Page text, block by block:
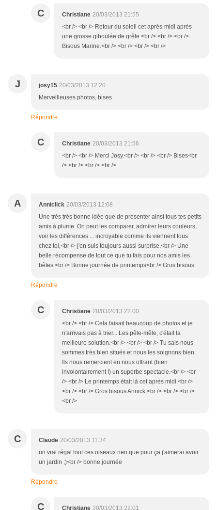
C Christiane 20/03/2013 21:55
<br /> <br /> Retour du soleil cet après-midi après
une grosse giboulée de grêle.<br /> <br /> <br />
Bisous Marine.<br /> <br /> <br /> <br />
J josy15 20/03/2013 12:20
Merveilleuses photos, bises
Répondre
C Christiane 20/03/2013 21:56
<br /> <br /> Merci Josy.<br /> <br /> <br /> Bises<br
/> <br /> <br /> <br />
A Anniclick 20/03/2013 12:08
Une très très bonne idée que de présenter ainsi tous tes petits
amis à plume. On peut les comparer, admirer leurs couleurs,
voir les différences ... incroyable comme ils viennent tous
chez toi,<br /> j'en suis toujours aussi surprise.<br /> Une
belle récompense de tout ce que tu fais pour nos amis les
bêtes.<br /> Bonne journée de printemps<br /> Gros bisous
Répondre
C Christiane 20/03/2013 22:00
<br /> <br /> Cela faisait beaucoup de photos et je
n'arrivais pas à trier... Les pêle-mêle, c'était la
meilleure solution.<br /> <br /> <br /> Tu sais nous
sommes très bien situés et nous les soignons bien.
Ils nous remercient en nous offrant (bien
involontairement !) un superbe spectacle.<br /> <br
/> <br /> Le printemps était là cet après midi.<br />
<br /> <br /> Gros bisous Annick.<br /> <br /> <br />
<br />
C Claude 20/03/2013 11:34
un vrai régal tout ces oiseaux rien que pour ça j'aimerai avoir
un jardin ;)<br /> bonne journée
Répondre
C Christiane 20/03/2013 22:01